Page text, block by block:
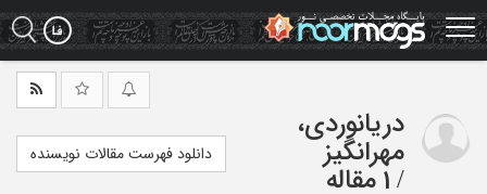
Skip
to
main
دریانوردی،
مهرانگیز
/ 1 مقاله
دانلود فهرست مقالات نویسنده